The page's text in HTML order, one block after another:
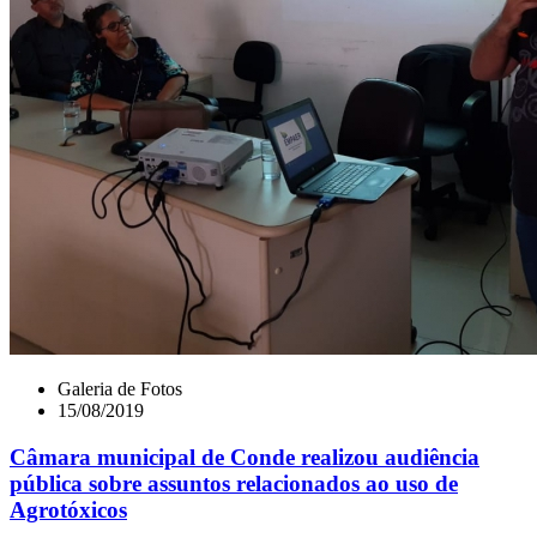
Galeria de Fotos
15/08/2019
Câmara municipal de Conde realizou audiência
pública sobre assuntos relacionados ao uso de
Agrotóxicos